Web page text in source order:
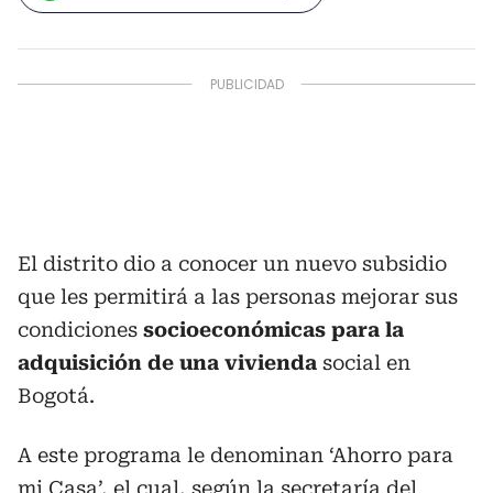
El distrito dio a conocer un nuevo subsidio
que les permitirá a las personas mejorar sus
condiciones socioeconómicas para la
adquisición de una vivienda social en
Bogotá.
A este programa le denominan ‘Ahorro para
mi Casa’, el cual, según la secretaría del